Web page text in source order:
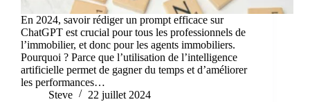
En 2024, savoir rédiger un prompt efficace sur
ChatGPT est crucial pour tous les professionnels de
l’immobilier, et donc pour les agents immobiliers.
Pourquoi ? Parce que l’utilisation de l’intelligence
artificielle permet de gagner du temps et d’améliorer
les performances…
Steve
22 juillet 2024